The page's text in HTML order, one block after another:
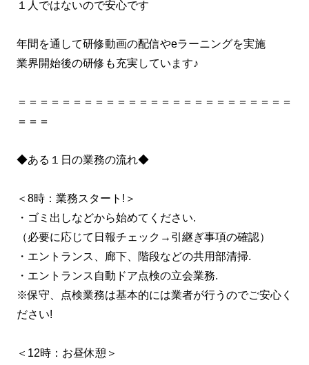
１人ではないので安心です
年間を通して研修動画の配信やeラーニングを実施
業界開始後の研修も充実しています♪
＝＝＝＝＝＝＝＝＝＝＝＝＝＝＝＝＝＝＝＝＝＝＝＝＝
＝＝＝
◆ある１日の業務の流れ◆
＜8時：業務スタート!＞
・ゴミ出しなどから始めてください.
（必要に応じて日報チェック→引継ぎ事項の確認）
・エントランス、廊下、階段などの共用部清掃.
・エントランス自動ドア点検の立会業務.
※保守、点検業務は基本的には業者が行うのでご安心く
ださい!
＜12時：お昼休憩＞